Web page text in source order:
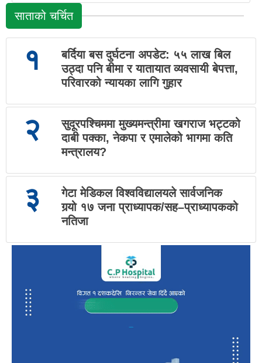
साताको चर्चित
१
बर्दिया बस दुर्घटना अपडेट: ५५ लाख बिल
उठ्दा पनि बीमा र यातायात व्यवसायी बेपत्ता,
परिवारको न्यायका लागि गुहार
२
सुदूरपश्चिममा मुख्यमन्त्रीमा खगराज भट्टको
दाबी पक्का, नेकपा र एमालेको भागमा कति
मन्त्रालय?
३
गेटा मेडिकल विश्वविद्यालयले सार्वजनिक
गर्‍यो १७ जना प्राध्यापक/सह–प्राध्यापकको
नतिजा